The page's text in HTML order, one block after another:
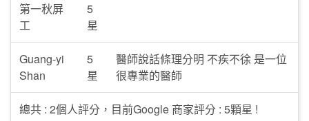
第一秋屏
工
5
星
Guang-yi
Shan
5
星
醫師說話條理分明 不疾不徐 是一位
很專業的醫師
總共 : 2個人評分，目前Google 商家評分 : 5顆星 !